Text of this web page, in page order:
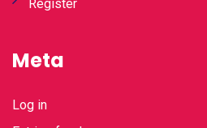
Register
Meta
Log in